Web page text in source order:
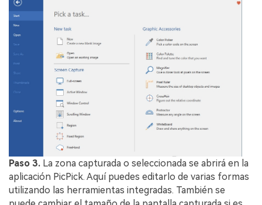
Paso 3. La zona capturada o seleccionada se abrirá en la
aplicación PicPick. Aquí puedes editarlo de varias formas
utilizando las herramientas integradas. También se